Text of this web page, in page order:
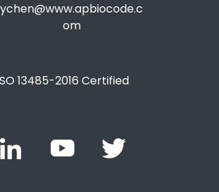
ychen@www.apbiocode.c
om
13485-2016 Certified